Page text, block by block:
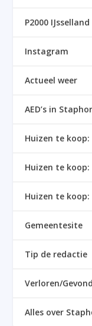
P2000 IJsselland
Instagram
Actueel weer
AED’s in
Huizen te koop:
Huizen te koop:
Huizen te
Gemeentesite
Tip de redactie
Verloren/
Alles over